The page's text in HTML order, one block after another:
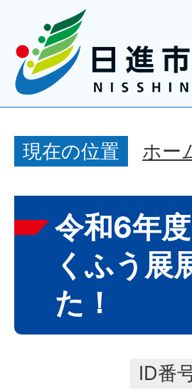
現在の位置 ホー
令和6年
くふう展
た！
ID番